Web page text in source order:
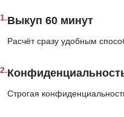
1.Выкуп 60 минут
Расчёт сразу удобным
2.
Строгая